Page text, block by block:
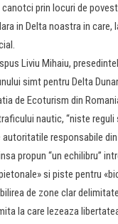
prin locuri de
in Delta noastra in
Liviu Mihaiu,
simt pentru Delta
de Ecoturism din
nautic, “niste
autoritatile responsabile
propun “un echilibru”
si piste pentru
de zone clar
la care lezeaza